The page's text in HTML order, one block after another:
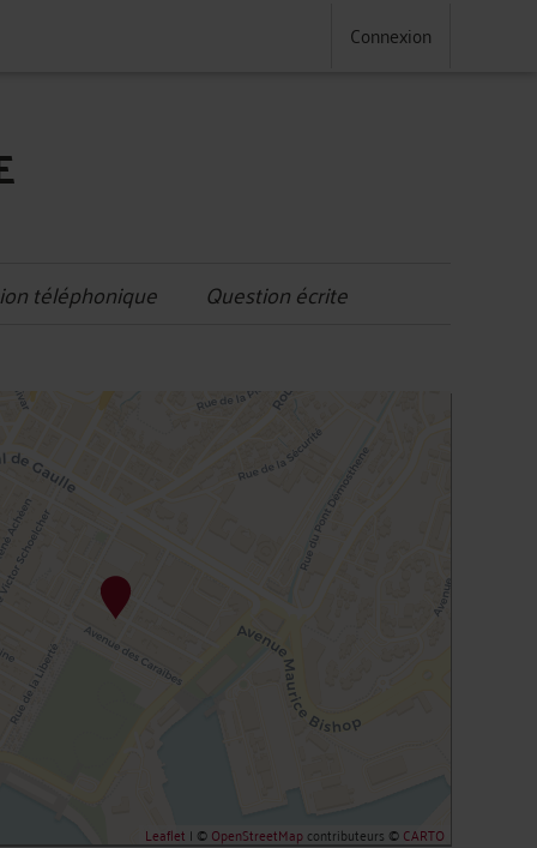
Connexion
téléphonique Question écrite
Leaflet | ©OpenStreetMapcontributeurs ©CARTO